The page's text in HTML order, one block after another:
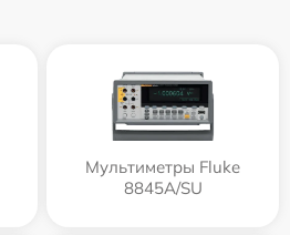
Мультиметры Fluke
8845A/SU